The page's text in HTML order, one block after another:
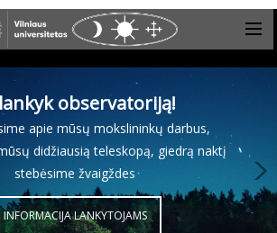
observatoriją!
apie mūsų mokslininkų darbus,
didžiausią teleskopą, giedrą naktį
stebėsime žvaigždes
INFORMACIJA LANKYTOJAMS